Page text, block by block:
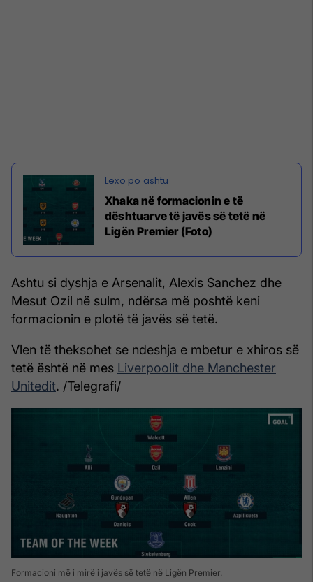
Xhaka në formacionin e të
dështuarve të javës së tetë në
Ligën Premier (Foto)
Ashtu si dyshja e Arsenalit, Alexis Sanchez dhe
Mesut Ozil në sulm, ndërsa më poshtë keni
formacionin e plotë të javës së tetë.
Vlen të theksohet se ndeshja e mbetur e xhiros së
tetë është në mes Liverpoolit dhe Manchester
Unitedit. /Telegrafi/
Formacioni më i mirë i javës së tetë në Ligën Premier.